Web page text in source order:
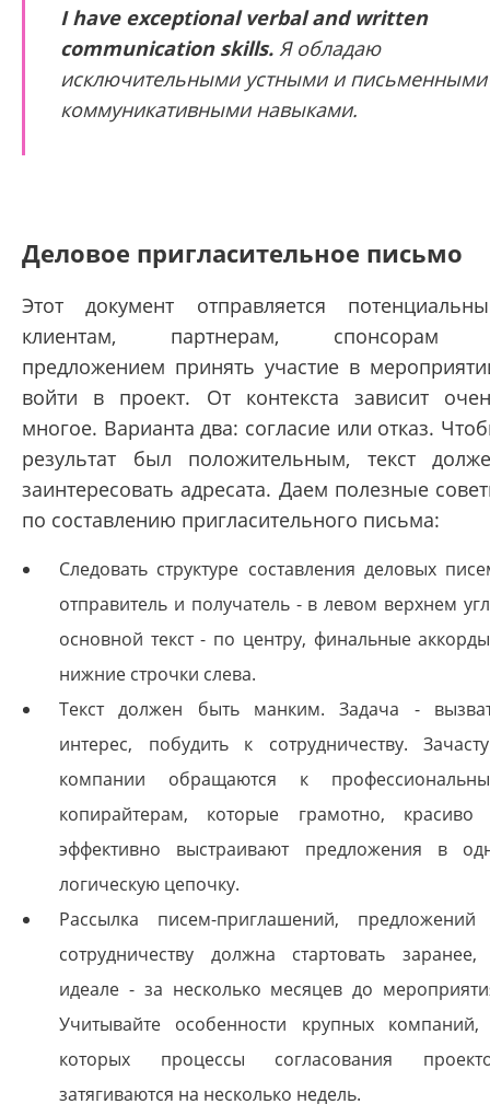
I have exceptional verbal and written
communication skills. Я обладаю
исключительными устными и письменными
коммуникативными навыками.
Деловое пригласительное письмо
Этот документ отправляется
клиентам, партнерам, спонсорам
предложением принять участие в
войти в проект. От контекста зависит
многое. Варианта два: согласие или отказ.
результат был положительным, текст
заинтересовать адресата. Даем полезные
по составлению пригласительного письма:
Следовать структуре составления деловых
отправитель и получатель - в левом верхнем
основной текст - по центру, финальные
нижние строчки слева.
Текст должен быть манким. Задача -
интерес, побудить к сотрудничеству.
компании обращаются к
копирайтерам, которые грамотно, красиво
эффективно выстраивают предложения в
логическую цепочку.
Рассылка писем-приглашений,
сотрудничеству должна стартовать
идеале - за несколько месяцев до
Учитывайте особенности крупных
которых процессы согласования
затягиваются на несколько недель.